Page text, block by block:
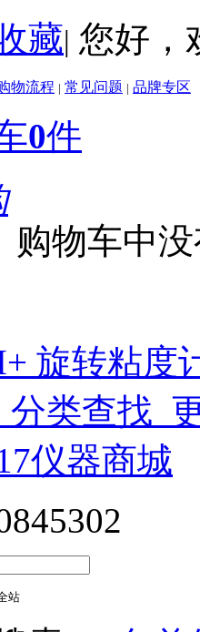
藏| 您好，
物流程 | 常见问题 | 品牌专区
0件
购物车中